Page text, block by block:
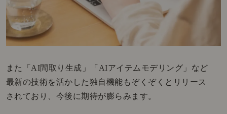
また「AI間取り生成」「AIアイテムモデリング」など
最新の技術を活かした独自機能もぞくぞくとリリース
されており、今後に期待が膨らみます。